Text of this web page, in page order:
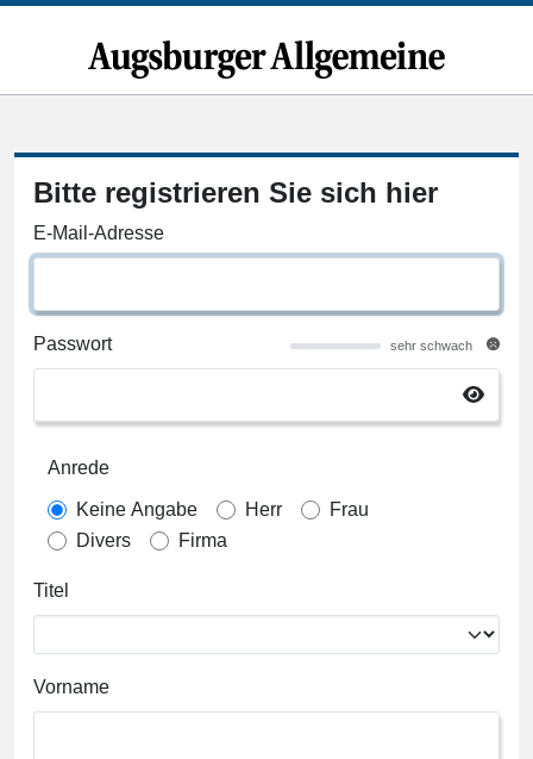
Bitte registrieren Sie sich hier
E-Mail-Adresse
Passwort sehr schwach
Anrede
Keine Angabe Herr
Frau
Divers
Firma
Titel
Vorname